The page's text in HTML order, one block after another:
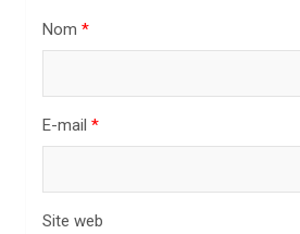
Nom *
E-mail *
Site web